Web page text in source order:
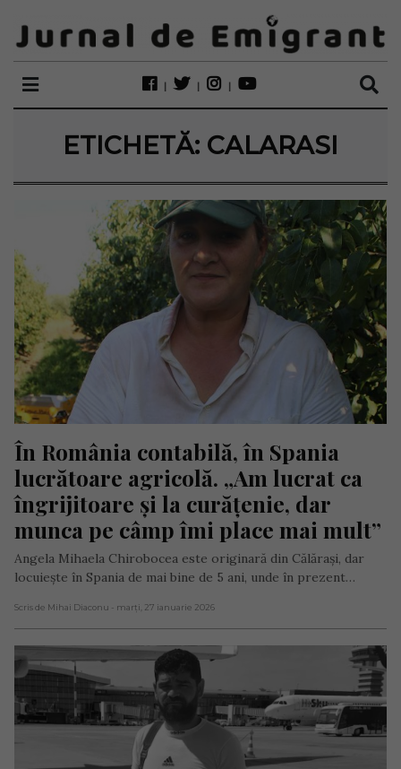
ETICHETĂ: CALARASI
În România contabilă, în Spania
lucrătoare agricolă. „Am lucrat ca
îngrijitoare și la curățenie, dar
munca pe câmp îmi place mai mult”
Angela Mihaela Chirobocea este originară din Călărași, dar
locuiește în Spania de mai bine de 5 ani, unde în prezent…
Scris de Mihai Diaconu - marți, 27 ianuarie 2026